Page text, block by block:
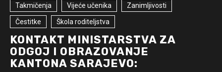
Takmičenja Vijeće učenika Zanimljivosti
Čestitke Škola roditeljstva
KONTAKT MINISTARSTVA ZA
ODGOJ I OBRAZOVANJE
KANTONA SARAJEVO: